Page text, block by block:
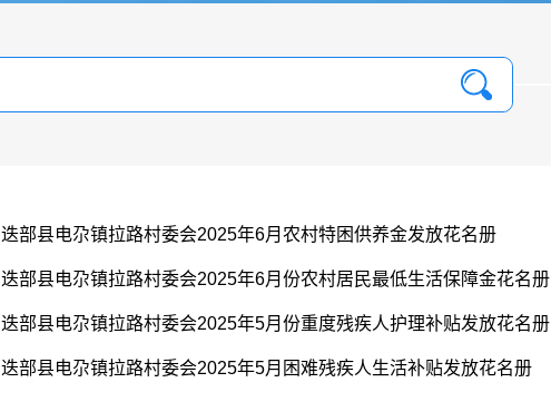
迭部县电尕镇拉路村委会2025年6月农村特困供养金发放花名册
迭部县电尕镇拉路村委会2025年6月份农村居民最低生活保障金花名册
迭部县电尕镇拉路村委会2025年5月份重度残疾人护理补贴发放花名册
迭部县电尕镇拉路村委会2025年5月困难残疾人生活补贴发放花名册